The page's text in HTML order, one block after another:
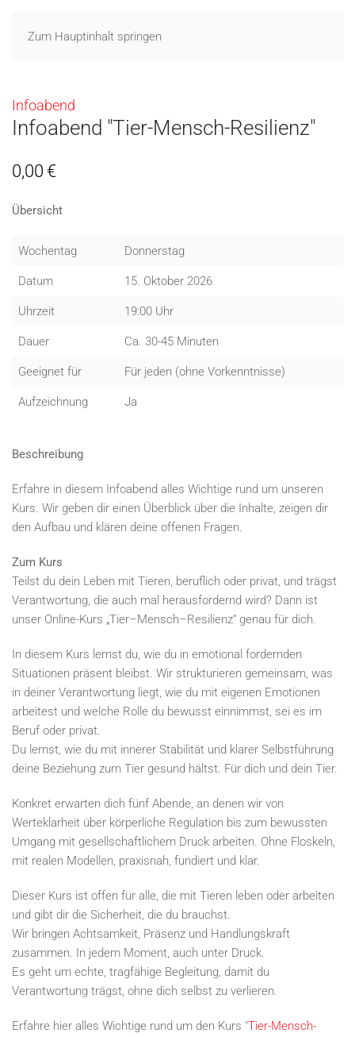
Zum Hauptinhalt springen
Infoabend
Infoabend "Tier-Mensch-Resilienz"
0,00 €
Übersicht
Wochentag Donnerstag
Datum 15. Oktober 2026
Uhrzeit 19:00 Uhr
Dauer Ca. 30-45 Minuten
Geeignet für Für jeden (ohne Vorkenntnisse)
Aufzeichnung Ja
Beschreibung
Erfahre in diesem Infoabend alles Wichtige rund um unseren
Kurs. Wir geben dir einen Überblick über die Inhalte, zeigen dir
den Aufbau und klären deine offenen Fragen.
Zum Kurs
Teilst du dein Leben mit Tieren, beruflich oder privat, und trägst
Verantwortung, die auch mal herausfordernd wird? Dann ist
unser Online-Kurs „Tier–Mensch–Resilienz“ genau für dich.
In diesem Kurs lernst du, wie du in emotional fordernden
Situationen präsent bleibst. Wir strukturieren gemeinsam, was
in deiner Verantwortung liegt, wie du mit eigenen Emotionen
arbeitest und welche Rolle du bewusst einnimmst, sei es im
Beruf oder privat.
Du lernst, wie du mit innerer Stabilität und klarer Selbstführung
deine Beziehung zum Tier gesund hältst. Für dich und dein Tier.
Konkret erwarten dich fünf Abende, an denen wir von
Werteklarheit über körperliche Regulation bis zum bewussten
Umgang mit gesellschaftlichem Druck arbeiten. Ohne Floskeln,
mit realen Modellen, praxisnah, fundiert und klar.
Dieser Kurs ist offen für alle, die mit Tieren leben oder arbeiten
und gibt dir die Sicherheit, die du brauchst.
Wir bringen Achtsamkeit, Präsenz und Handlungskraft
zusammen. In jedem Moment, auch unter Druck.
Es geht um echte, tragfähige Begleitung, damit du
Verantwortung trägst, ohne dich selbst zu verlieren.
Erfahre hier alles Wichtige rund um den Kurs "Tier-Mensch-